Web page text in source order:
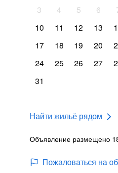
3
4 5 6
10
11 12 13
17
18 19 20
24
25 26 27
31
Найти жильё рядом
Объявление размещено
Пожаловаться на